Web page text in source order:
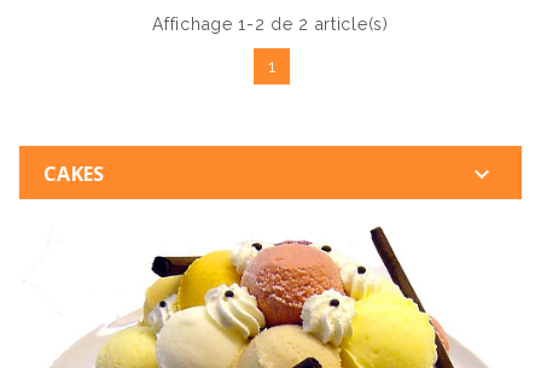
Affichage 1-2 de 2 article(s)
1
CAKES 